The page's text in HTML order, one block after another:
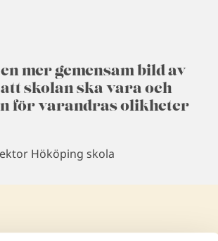
mer gemensam bild av
skolan ska vara och
för varandras olikheter
Hököping skola